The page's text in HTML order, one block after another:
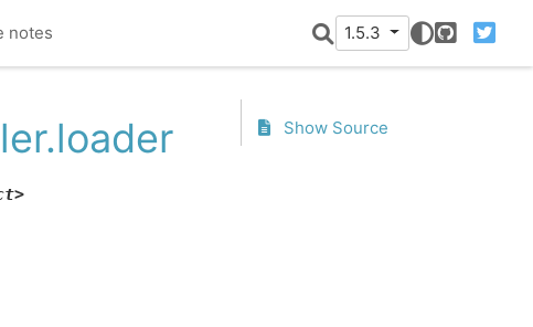
notes 1.5.3
GitHubTwitter
Show Source